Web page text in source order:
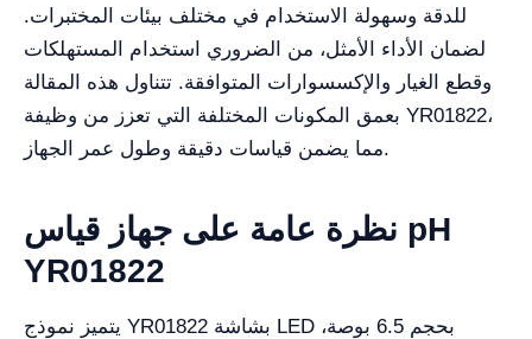
للدقة وسهولة الاستخدام في مختلف بيئات المختبرات.
لضمان الأداء الأمثل، من الضروري استخدام المستهلكات
وقطع الغيار والإكسسوارات المتوافقة. تتناول هذه المقالة
بعمق المكونات المختلفة التي تعزز من وظيفة YR01822،
مما يضمن قياسات دقيقة وطول عمر الجهاز.
نظرة عامة على جهاز قياس pH
YR01822
يتميز نموذج YR01822 بشاشة LED بحجم 6.5 بوصة،